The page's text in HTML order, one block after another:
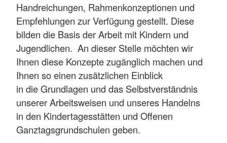
Handreichungen, Rahmenkonzeptionen und
Empfehlungen zur Verfügung gestellt. Diese
bilden die Basis der Arbeit mit Kindern und
Jugendlichen. An dieser Stelle möchten wir
Ihnen diese Konzepte zugänglich machen und
Ihnen so einen zusätzlichen Einblick
in die Grundlagen und das Selbstverständnis
unserer Arbeitsweisen und unseres Handelns
in den Kindertagesstätten und Offenen
Ganztagsgrundschulen geben.